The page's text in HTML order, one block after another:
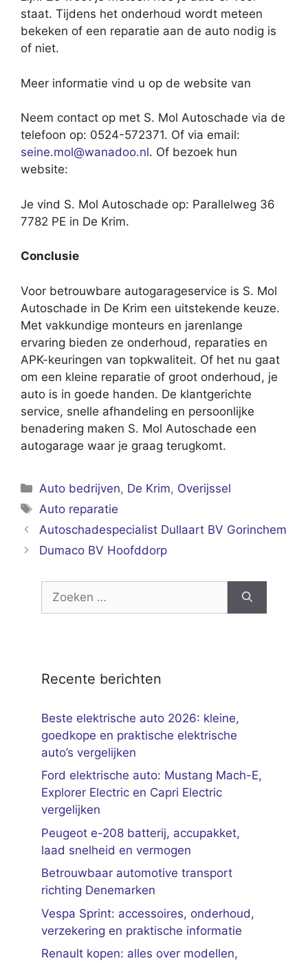
staat. Tijdens het onderhoud wordt meteen
bekeken of een reparatie aan de auto nodig is
of niet.
Meer informatie vind u op de website van
Neem contact op met S. Mol Autoschade via de
telefoon op: 0524-572371. Of via email:
seine.mol@wanadoo.nl. Of bezoek hun
website:
Je vind S. Mol Autoschade op: Parallelweg 36
7782 PE in De Krim.
Conclusie
Voor betrouwbare autogarageservice is S. Mol
Autoschade in De Krim een uitstekende keuze.
Met vakkundige monteurs en jarenlange
ervaring bieden ze onderhoud, reparaties en
APK-keuringen van topkwaliteit. Of het nu gaat
om een kleine reparatie of groot onderhoud, je
auto is in goede handen. De klantgerichte
service, snelle afhandeling en persoonlijke
benadering maken S. Mol Autoschade een
autogarage waar je graag terugkomt.
Categorieën
Auto bedrijven, De Krim, Overijssel
Tags
Auto reparatie
Autoschadespecialist Dullaart BV Gorinchem
Dumaco BV Hoofddorp
naar:
Recente berichten
Beste elektrische auto 2026: kleine,
goedkope en praktische elektrische
auto’s vergelijken
Ford elektrische auto: Mustang Mach-E,
Explorer Electric en Capri Electric
vergelijken
Peugeot e-208 batterij, accupakket,
laad snelheid en vermogen
Betrouwbaar automotive transport
richting Denemarken
Vespa Sprint: accessoires, onderhoud,
verzekering en praktische informatie
Renault kopen: alles over modellen,